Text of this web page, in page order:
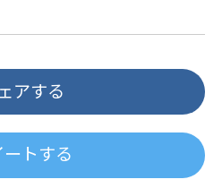
アする
ートする